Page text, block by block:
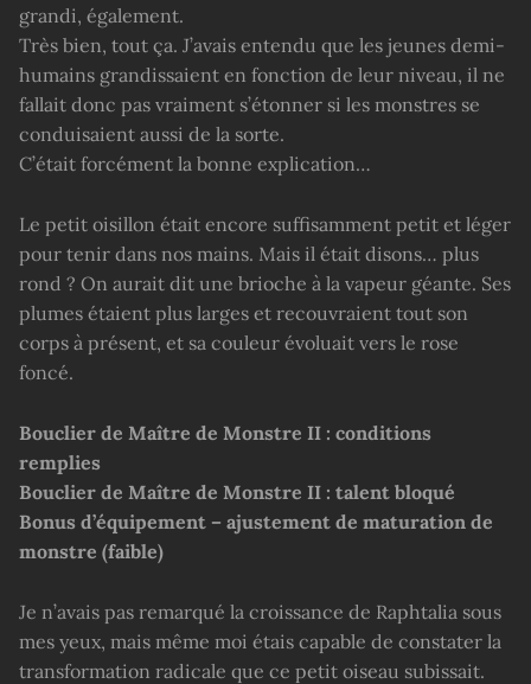
grandi, également.
Très bien, tout ça. J’avais entendu que les jeunes demi-
humains grandissaient en fonction de leur niveau, il ne
fallait donc pas vraiment s’étonner si les monstres se
conduisaient aussi de la sorte.
C’était forcément la bonne explication…
Le petit oisillon était encore suffisamment petit et léger
pour tenir dans nos mains. Mais il était disons… plus
rond ? On aurait dit une brioche à la vapeur géante. Ses
plumes étaient plus larges et recouvraient tout son
corps à présent, et sa couleur évoluait vers le rose
foncé.
Bouclier de Maître de Monstre II : conditions
remplies
Bouclier de Maître de Monstre II : talent bloqué
Bonus d’équipement – ajustement de maturation de
monstre (faible)
Je n’avais pas remarqué la croissance de Raphtalia sous
mes yeux, mais même moi étais capable de constater la
transformation radicale que ce petit oiseau subissait.